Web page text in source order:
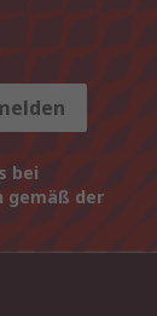
bei
gemäß der